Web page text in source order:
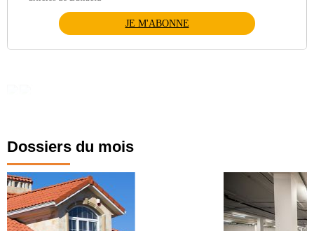
JE M'ABONNE
Dossiers du mois